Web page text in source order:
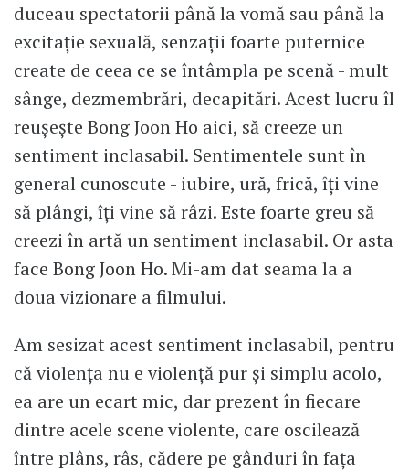
duceau spectatorii până la vomă sau până la
excitație sexuală, senzații foarte puternice
create de ceea ce se întâmpla pe scenă - mult
sânge, dezmembrări, decapitări. Acest lucru îl
reușește Bong Joon Ho aici, să creeze un
sentiment inclasabil. Sentimentele sunt în
general cunoscute - iubire, ură, frică, îți vine
să plângi, îți vine să râzi. Este foarte greu să
creezi în artă un sentiment inclasabil. Or asta
face Bong Joon Ho. Mi-am dat seama la a
doua vizionare a filmului.
Am sesizat acest sentiment inclasabil, pentru
că violența nu e violență pur și simplu acolo,
ea are un ecart mic, dar prezent în fiecare
dintre acele scene violente, care oscilează
între plâns, râs, cădere pe gânduri în fața